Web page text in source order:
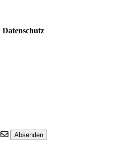
Absenden